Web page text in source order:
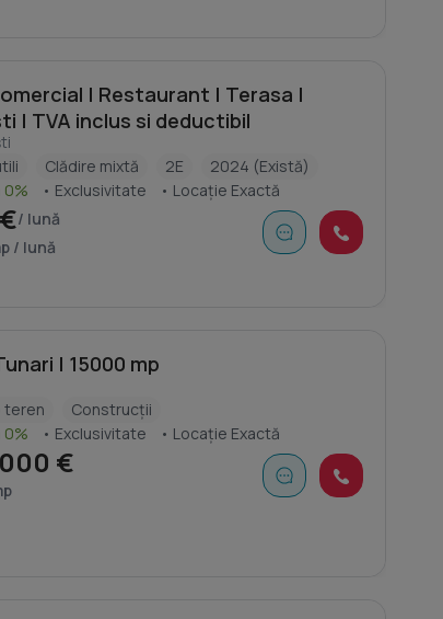
| Restaurant | Terasa |
| TVA inclus si deductibil
Clădire mixtă 2E
2024 (Există)
0%
• Exclusivitate • Locație Exactă
/ lună
/ lună
| 15000 mp
teren
Construcții
0%
• Exclusivitate • Locație Exactă
€